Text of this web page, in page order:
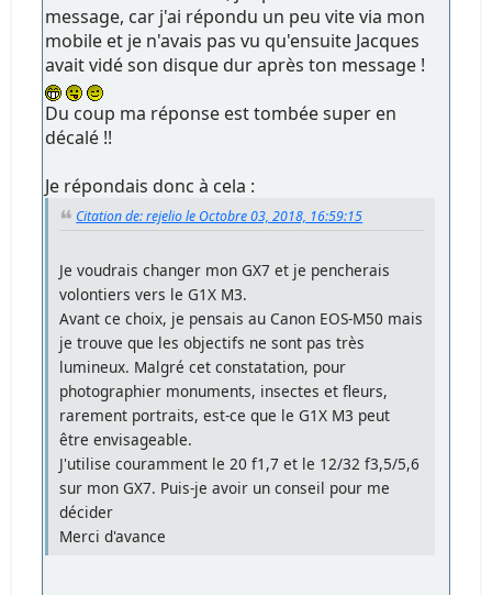
message, car j'ai répondu un peu vite via mon
mobile et je n'avais pas vu qu'ensuite Jacques
avait vidé son disque dur après ton message !
Du coup ma réponse est tombée super en
décalé !!
Je répondais donc à cela :
Citation de: rejelio le Octobre 03, 2018, 16:59:15
Je voudrais changer mon GX7 et je pencherais
volontiers vers le G1X M3.
Avant ce choix, je pensais au Canon EOS-M50 mais
je trouve que les objectifs ne sont pas très
lumineux. Malgré cet constatation, pour
photographier monuments, insectes et fleurs,
rarement portraits, est-ce que le G1X M3 peut
être envisageable.
J'utilise couramment le 20 f1,7 et le 12/32 f3,5/5,6
sur mon GX7. Puis-je avoir un conseil pour me
décider
Merci d'avance